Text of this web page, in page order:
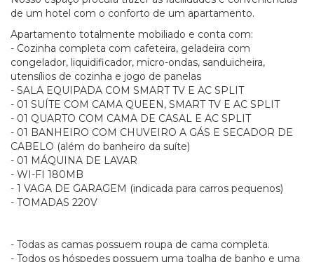
de um hotel com o conforto de um apartamento.
Apartamento totalmente mobiliado e conta com:
- Cozinha completa com cafeteira, geladeira com
congelador, liquidificador, micro-ondas, sanduicheira,
utensílios de cozinha e jogo de panelas
- SALA EQUIPADA COM SMART TV E AC SPLIT
- 01 SUÍTE COM CAMA QUEEN, SMART TV E AC SPLIT
- 01 QUARTO COM CAMA DE CASAL E AC SPLIT
- 01 BANHEIRO COM CHUVEIRO A GÁS E SECADOR DE
CABELO (além do banheiro da suíte)
- 01 MÁQUINA DE LAVAR
- WI-FI 180MB
- 1 VAGA DE GARAGEM (indicada para carros pequenos)
- TOMADAS 220V
- Todas as camas possuem roupa de cama completa.
- Todos os hóspedes possuem uma toalha de banho e uma